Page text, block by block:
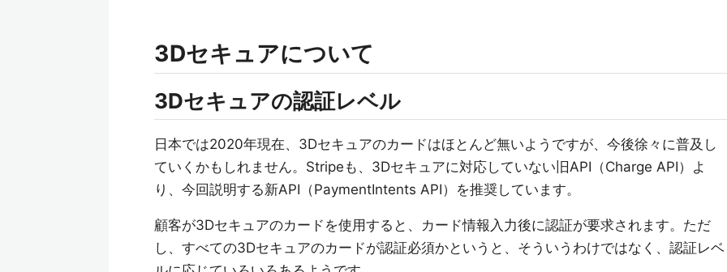
3Dセキュアについて
3Dセキュアの認証レベル
日本では2020年現在、3Dセキュアのカードはほとんど無いようですが、今後徐々に普及し
ていくかもしれません。Stripeも、3Dセキュアに対応していない旧API（Charge API）よ
り、今回説明する新API（PaymentIntents API）を推奨しています。
顧客が3Dセキュアのカードを使用すると、カード情報入力後に認証が要求されます。ただ
し、すべての3Dセキュアのカードが認証必須かというと、そういうわけではなく、認証レベ